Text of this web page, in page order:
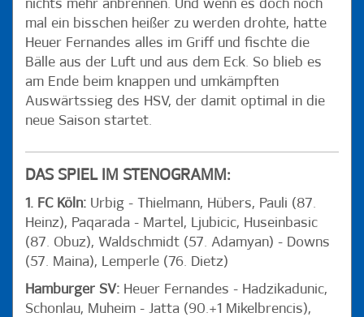
nichts mehr anbrennen. Und wenn es doch noch
mal ein bisschen heißer zu werden drohte, hatte
Heuer Fernandes alles im Griff und fischte die
Bälle aus der Luft und aus dem Eck. So blieb es
am Ende beim knappen und umkämpften
Auswärtssieg des HSV, der damit optimal in die
neue Saison startet.
DAS SPIEL IM STENOGRAMM:
1. FC Köln: Urbig - Thielmann, Hübers, Pauli (87.
Heinz), Paqarada - Martel, Ljubicic, Huseinbasic
(87. Obuz), Waldschmidt (57. Adamyan) - Downs
(57. Maina), Lemperle (76. Dietz)
Hamburger SV: Heuer Fernandes - Hadzikadunic,
Schonlau, Muheim - Jatta (90.+1 Mikelbrencis),